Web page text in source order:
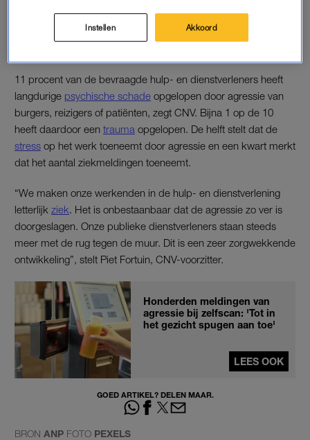
zorg, brandweer, beveiliging en onder ov-personeel. Bijna
driekwart van de ondervraagden stelt dat de agressie
11 procent van de bevraagde hulp- en dienstverleners heeft
langdurige psychische schade opgelopen door agressie van
burgers, reizigers of patiënten, zegt CNV. Bijna 1 op de 10
heeft daardoor een trauma opgelopen. De helft stelt dat de
stress op het werk toeneemt door agressie en een kwart merkt
dat het aantal ziekmeldingen toeneemt.
“We maken onze werkenden in de hulp- en dienstverlening
letterlijk ziek . Het is onbestaanbaar dat de agressie zo ver is
doorgeslagen. Onze publieke dienstverleners staan steeds
meer met de rug tegen de muur. Dit is een zeer zorgwekkende
ontwikkeling”, stelt Piet Fortuin, CNV-voorzitter.
Honderden meldingen van
agressie bij zelfscan: 'Tot in
het gezicht spugen aan toe'
LEES OOK
GOED ARTIKEL? DELEN MAAR.
BRON ANP FOTO PEXELS
Instellen Akkoord